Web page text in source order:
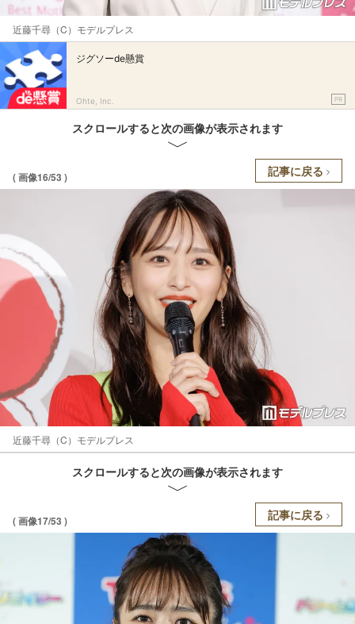
近藤千尋（C）モデルプレス
ジグソーde懸賞
Ohte, Inc. PR
スクロールすると次の画像が表示されます
( 画像16/53 ) 記事に戻る
近藤千尋（C）モデルプレス
スクロールすると次の画像が表示されます
( 画像17/53 ) 記事に戻る